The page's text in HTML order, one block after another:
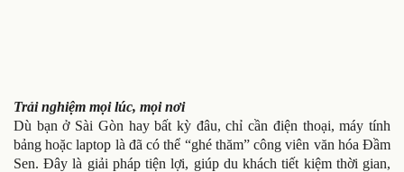
Trải nghiệm mọi lúc, mọi nơi
Dù bạn ở Sài Gòn hay bất kỳ đâu, chỉ cần điện thoại, máy tính
bảng hoặc laptop là đã có thể “ghé thăm” công viên văn hóa Đầm
Sen. Đây là giải pháp tiện lợi, giúp du khách tiết kiệm thời gian,